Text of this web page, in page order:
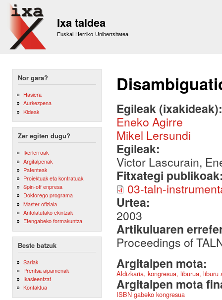
Ixa taldea
Euskal Herriko Unibertsitatea
Nor gara?
Hasiera
Aurkezpena
Kideak
Zer egiten dugu?
Ikerlerroak
Argitalpenak
Patenteak
Proiektuak eta kontratuak
Spin-off enpresa
Doktorego programa
Master ofiziala
Antolatutako ekintzak
Etengabeko formakuntza
Beste batzuk
Sariak
Prentsa aipamenak
Ikasleentzat
Kontaktua
Egileak
Eneko Agirre
Mikel Lersundi
Egileak:
Victor Lascurain,
Fitxategi
03-taln-
Urtea:
2003
Artikuluaren
Proceedings of
Argitalpen mota:
Aldizkaria, kongresua, liburua,
Argitalpen mota
ISBN gabeko kongresua